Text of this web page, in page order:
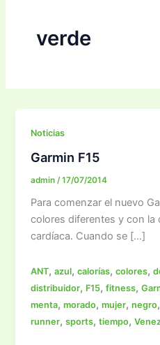
verde
Noticias
Garmin F15
admin /17/07/2014
Para comenzar el nuevo
colores diferentes y con la
cardíaca. Cuando se […]
ANT,azul,calorías,colores,
distribuidor, F15,fitness,
menta,morado,mujer,negro
runner,sports,tiempo,